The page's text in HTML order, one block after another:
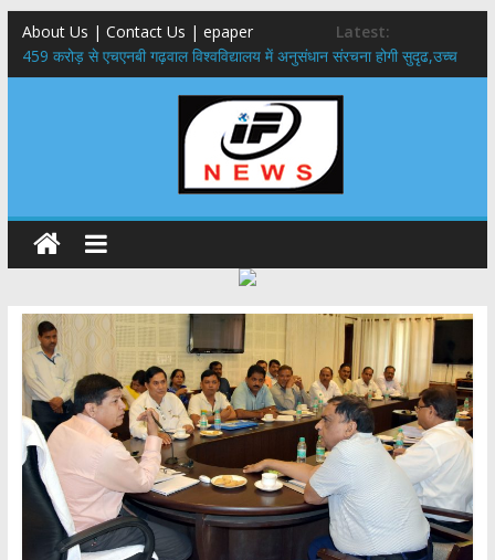
About Us | Contact Us | epaper
Latest:
459 करोड़ से एचएनबी गढ़वाल विश्वविद्यालय में अनुसंधान संरचना होगी सुदृढ,उच्च
शिक्षा मंत्री धन सिंह रावत ने नवनियुक्त केन्द्रीय शिक्षा मंत्री से की मुलाकात
राष्ट्रीय हथकरघा दिवस पर मुख्यमंत्री धामी ने उत्कृष्ट बुनकरों और हस्तशिल्प
​धामी कैबिनेट का बड़ा फैसला: पशुपालकों को 60% तक सब्सिडी, गंगा एक्सप्रेसवे का
​हरिद्वार से वीरभद्र (ऋषिकेश) तक निकली BJYM की भव्य कांवड़ यात्रा; तेजस्वी
सूर्या ने की देश व प्रदेशवासियों के कल्याण की कामना
24×7 अलर्ट मोड में रहें अधिकारी-मुख्य सचिव मानसून-एसईओसी से मुख्य सचिव ने
की विस्तृत समीक्षा कहा-बंद सड़कों को शीघ्र खोला जाए, लोगों को न हो दिक्कत